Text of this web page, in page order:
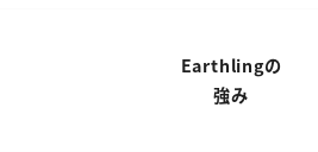
Earthlingの
強み